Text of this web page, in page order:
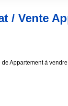
/ Vente
Appartement à